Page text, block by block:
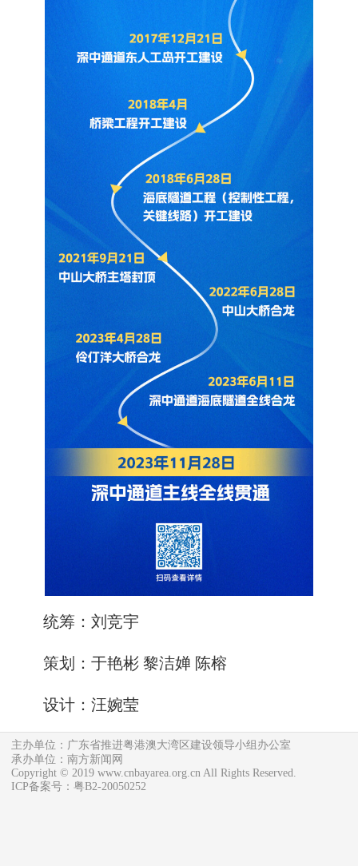
统筹：刘竞宇
策划：于艳彬 黎洁婵 陈榕
设计：汪婉莹
主办单位：广东省推进粤港澳大湾区建设领导小组办公室
承办单位：南方新闻网
Copyright © 2019 www.cnbayarea.org.cn All Rights Reserved.
ICP备案号：粤B2-20050252